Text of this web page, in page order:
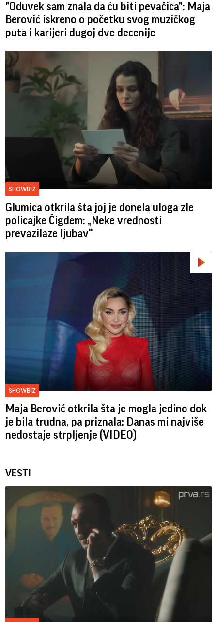
"Oduvek sam znala da ću biti pevačica": Maja
Berović iskreno o početku svog muzičkog
puta i karijeri dugoj dve decenije
SHOWBIZ
Glumica otkrila šta joj je donela uloga zle
policajke Čigdem: „Neke vrednosti
prevazilaze ljubav“
SHOWBIZ
Maja Berović otkrila šta je mogla jedino dok
je bila trudna, pa priznala: Danas mi najviše
nedostaje strpljenje (VIDEO)
VESTI